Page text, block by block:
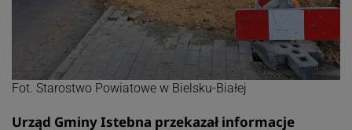
Fot. Starostwo Powiatowe w Bielsku-Białej
Urząd Gminy Istebna przekazał informacje